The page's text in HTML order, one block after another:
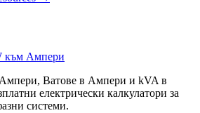
към Ампери
Ватове в Ампери и kVA в
електрически калкулатори за
системи.